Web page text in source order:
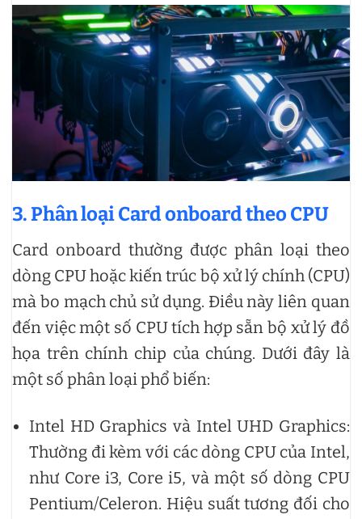
3. Phân loại Card onboard theo CPU
Card onboard thường được phân loại theo
dòng CPU hoặc kiến trúc bộ xử lý chính (CPU)
mà bo mạch chủ sử dụng. Điều này liên quan
đến việc một số CPU tích hợp sẵn bộ xử lý đồ
họa trên chính chip của chúng. Dưới đây là
một số phân loại phổ biến:
Intel HD Graphics và Intel UHD Graphics:
Thường đi kèm với các dòng CPU của Intel,
như Core i3, Core i5, và một số dòng CPU
Pentium/Celeron. Hiệu suất tương đối cho